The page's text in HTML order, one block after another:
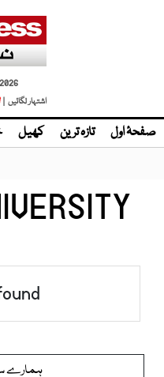
اشتہار لگائیں |
صفحۂ اول تازہ ترین کھیل
ہمارے